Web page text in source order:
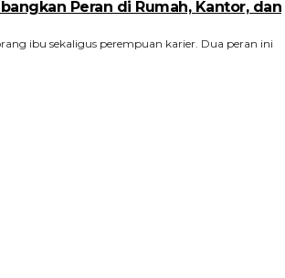
Peran di Rumah, Kantor, dan
ibu sekaligus perempuan karier. Dua peran ini